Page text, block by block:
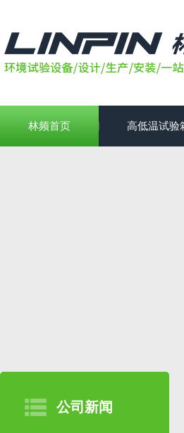
林频首页 高低温试验
公司新闻